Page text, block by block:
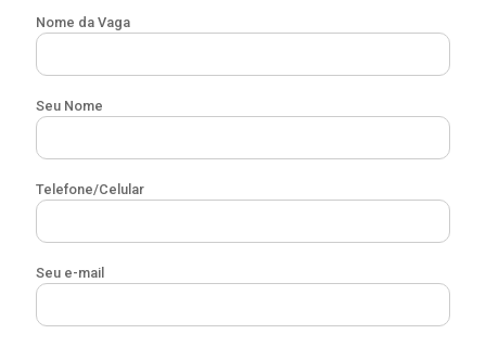
Nome da Vaga
Seu Nome
Telefone/Celular
Seu e-mail